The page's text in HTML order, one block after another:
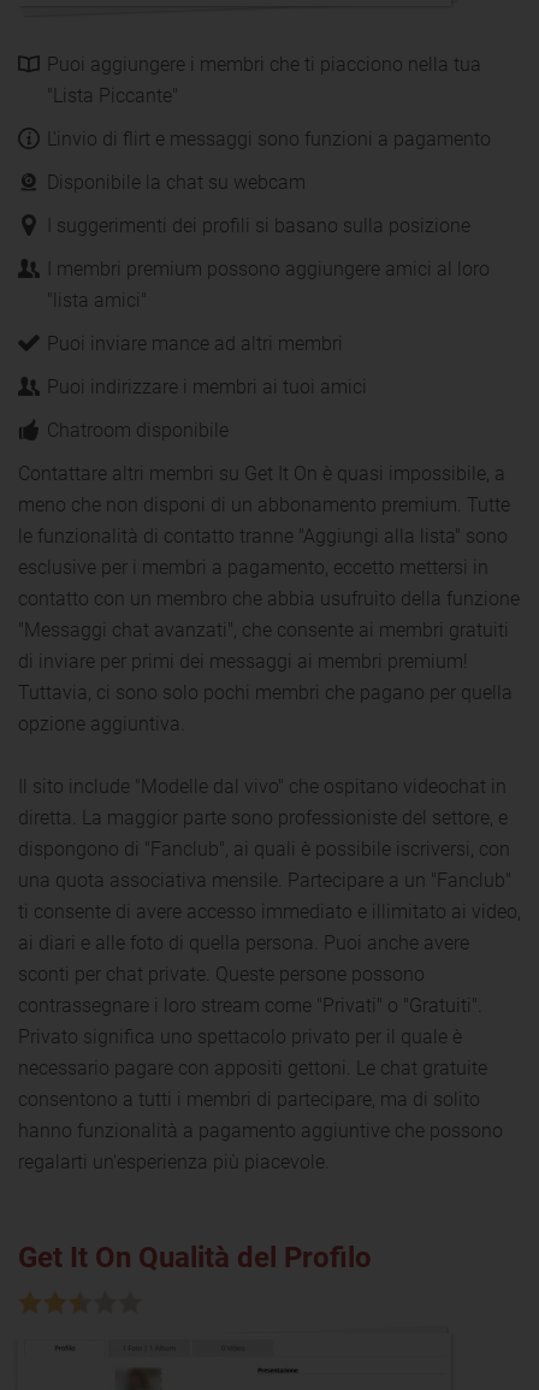
Puoi aggiungere i membri che ti piacciono nella tua
"Lista Piccante"
L'invio di flirt e messaggi sono funzioni a pagamento
Disponibile la chat su webcam
I suggerimenti dei profili si basano sulla posizione
I membri premium possono aggiungere amici al loro
"lista amici"
Puoi inviare mance ad altri membri
Puoi indirizzare i membri ai tuoi amici
Chatroom disponibile
Contattare altri membri su Get It On è quasi impossibile, a
meno che non disponi di un abbonamento premium. Tutte
le funzionalità di contatto tranne "Aggiungi alla lista" sono
esclusive per i membri a pagamento, eccetto mettersi in
contatto con un membro che abbia usufruito della funzione
"Messaggi chat avanzati", che consente ai membri gratuiti
di inviare per primi dei messaggi ai membri premium!
Tuttavia, ci sono solo pochi membri che pagano per quella
opzione aggiuntiva.
Il sito include "Modelle dal vivo" che ospitano videochat in
diretta. La maggior parte sono professioniste del settore, e
dispongono di "Fanclub", ai quali è possibile iscriversi, con
una quota associativa mensile. Partecipare a un "Fanclub"
ti consente di avere accesso immediato e illimitato ai video,
ai diari e alle foto di quella persona. Puoi anche avere
sconti per chat private. Queste persone possono
contrassegnare i loro stream come "Privati" o "Gratuiti".
Privato significa uno spettacolo privato per il quale è
necessario pagare con appositi gettoni. Le chat gratuite
consentono a tutti i membri di partecipare, ma di solito
hanno funzionalità a pagamento aggiuntive che possono
regalarti un'esperienza più piacevole.
Get It On Qualità del Profilo